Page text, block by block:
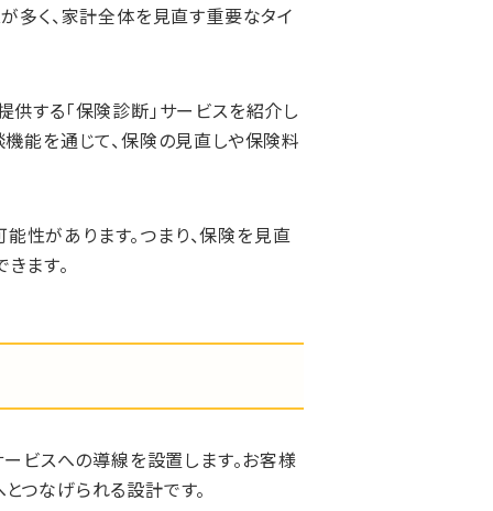
多く、家計全体を見直す重要なタイ
する「保険診断」サービスを紹介し
機能を通じて、保険の見直しや保険料
性があります。つまり、保険を見直
ます。
ビスへの導線を設置します。お客様
つなげられる設計です。